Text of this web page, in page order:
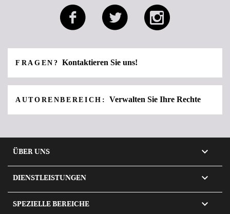
FRAGEN?Kontaktieren Sie uns!
AUTORENBEREICH: Verwalten Sie Ihre Rechte
ÜBER UNS 
DIENSTLEISTUNGEN 
SPEZIELLE BEREICHE 